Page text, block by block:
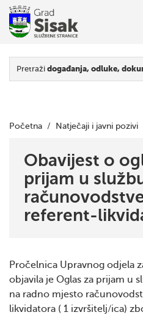
Pretraži događanja, odluke,
Početna / Natječaji i javni pozivi
prijam u službu-
Obavijest o
prijam u
referent-
Pročelnica Upravnog odjela
objavila je Oglas za prijam u
na radno mjesto
likvidatora ( 1 izvršitelj/ica)